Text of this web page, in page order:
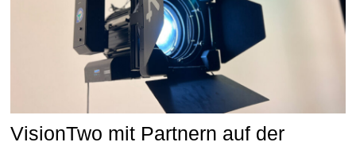
VisionTwo mit Partnern auf der